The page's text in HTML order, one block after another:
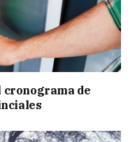
cronograma de